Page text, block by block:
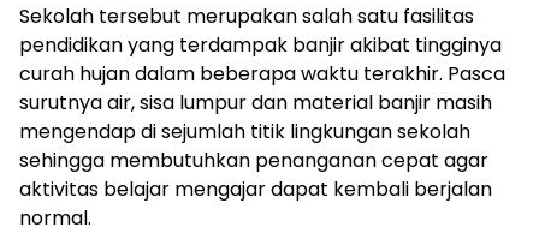
Sekolah tersebut merupakan salah satu fasilitas
pendidikan yang terdampak banjir akibat tingginya
curah hujan dalam beberapa waktu terakhir. Pasca
surutnya air, sisa lumpur dan material banjir masih
mengendap di sejumlah titik lingkungan sekolah
sehingga membutuhkan penanganan cepat agar
aktivitas belajar mengajar dapat kembali berjalan
normal.